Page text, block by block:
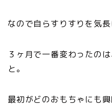
なので自らすりすりを気
３ヶ月で一番変わったの
と。
最初がどのおもちゃにも